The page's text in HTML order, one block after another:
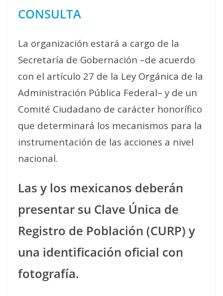
CONSULTA
La organización estará a cargo de la
Secretaría de Gobernación –de acuerdo
con el artículo 27 de la Ley Orgánica de la
Administración Pública Federal– y de un
Comité Ciudadano de carácter honorífico
que determinará los mecanismos para la
instrumentación de las acciones a nivel
nacional.
Las y los mexicanos deberán
presentar su Clave Única de
Registro de Población (CURP) y
una identificación oficial con
fotografía.